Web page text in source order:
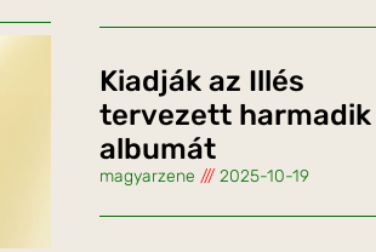
Kiadják az Illés
tervezett harmadik
albumát
magyarzene 2025-10-19